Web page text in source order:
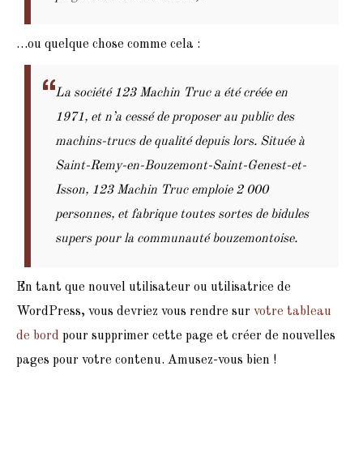
…ou quelque chose comme cela :
La société 123 Machin Truc a été créée en
1971, et n’a cessé de proposer au public des
machins-trucs de qualité depuis lors. Située à
Saint-Remy-en-Bouzemont-Saint-Genest-et-
Isson, 123 Machin Truc emploie 2 000
personnes, et fabrique toutes sortes de bidules
supers pour la communauté bouzemontoise.
En tant que nouvel utilisateur ou utilisatrice de
WordPress, vous devriez vous rendre sur votre tableau
de bord pour supprimer cette page et créer de nouvelles
pages pour votre contenu. Amusez-vous bien !